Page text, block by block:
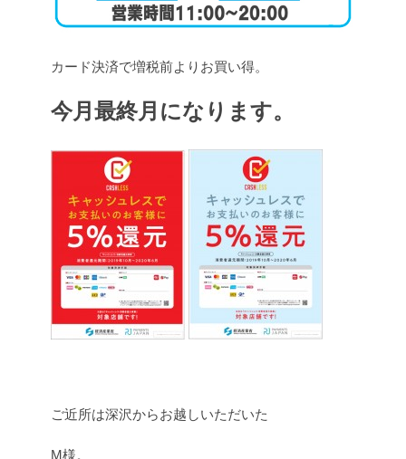
カード決済で増税前よりお買い得。
今月最終月になります。
ご近所は深沢からお越しいただいた
M様。